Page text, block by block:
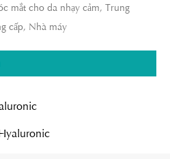
mắt cho da nhạy cảm, Trung
cấp, Nhà máy